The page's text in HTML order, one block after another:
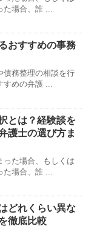
場合、誰 ...
おすすめの事務
債務整理の相談を行
めの弁護 ...
とは？経験談を
護士の選び方ま
った場合、もしくは
場合、誰 ...
どれくらい異な
徹底比較